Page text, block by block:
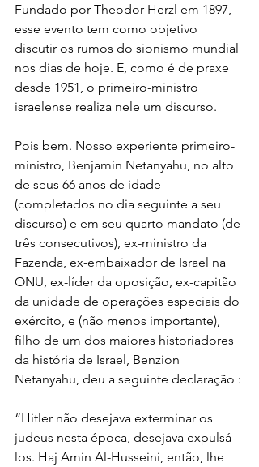
Fundado por Theodor Herzl em 1897,
esse evento tem como objetivo
discutir os rumos do sionismo mundial
nos dias de hoje. E, como é de praxe
desde 1951, o primeiro-ministro
israelense realiza nele um discurso.
Pois bem. Nosso experiente primeiro-
ministro, Benjamin Netanyahu, no alto
de seus 66 anos de idade
(completados no dia seguinte a seu
discurso) e em seu quarto mandato (de
três consecutivos), ex-ministro da
Fazenda, ex-embaixador de Israel na
ONU, ex-líder da oposição, ex-capitão
da unidade de operações especiais do
exército, e (não menos importante),
filho de um dos maiores historiadores
da história de Israel, Benzion
Netanyahu, deu a seguinte declaração :
“Hitler não desejava exterminar os
judeus nesta época, desejava expulsá-
los. Haj Amin Al-Husseini, então, lhe